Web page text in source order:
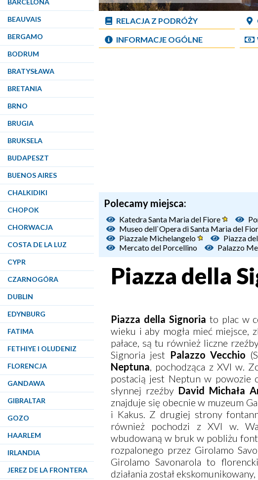
BARCELONA
BEAUVAIS
BERGAMO
BODRUM
BRATYSŁAWA
BRETANIA
BRNO
BRUGIA
BRUKSELA
BUDAPESZT
BUENOS AIRES
CHALKIDIKI
CHOPOK
CHORWACJA
COSTA DE LA LUZ
CYPR
CZARNOGÓRA
DUBLIN
EDYNBURG
FATIMA
FETHIYE I OLUDENIZ
FLORENCJA
GANDAWA
GIBRALTAR
GOZO
HAARLEM
IRLANDIA
JEREZ DE LA FRONTERA
RELACJA Z PODRÓŻY
INFORMACJE OGÓLNE
Polecamy miejsca:
Katedra Santa Maria del Fiore
Museo dell`Opera di Santa Maria del
Piazzale Michelangelo
Piazza
Mercato del Porcellino
Palazzo
Piazza della
Piazza della Signoria to plac w
wieku i aby mogła mieć miejsce,
pałace, są tu również liczne
Signoria jest Palazzo Vecchio
Neptuna, pochodząca z XVI w.
postacią jest Neptun w powozie
słynnej rzeźby David Michała
znajduje się obecnie w muzeum
i Kakus. Z drugiej strony
również pochodzi z XVI w.
wbudowaną w bruk w pobliżu
rozpalonego przez Girolamo
Girolamo Savonarola to
działania został